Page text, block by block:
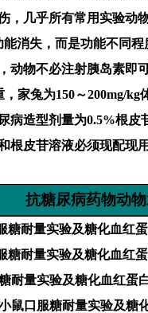
，几乎所有常用实验动
能消失，而是功能不同
动物不必注射胰岛素即
，家兔为150～200mg/kg
病造型剂量为0.5%根皮
根皮苷溶液必须现配现用
抗糖尿病药物动
糖耐量实验及糖化血红
糖耐量实验及糖化血红
耐量实验及糖化血红蛋
鼠口服糖耐量实验及糖